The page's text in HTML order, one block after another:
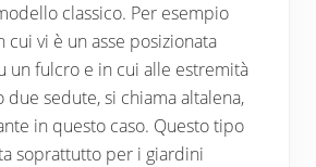
classico. Per esempio
cui vi è un asse posizionata
un fulcro e in cui alle estremità
due sedute, si chiama altalena,
in questo caso. Questo tipo
soprattutto per i giardini